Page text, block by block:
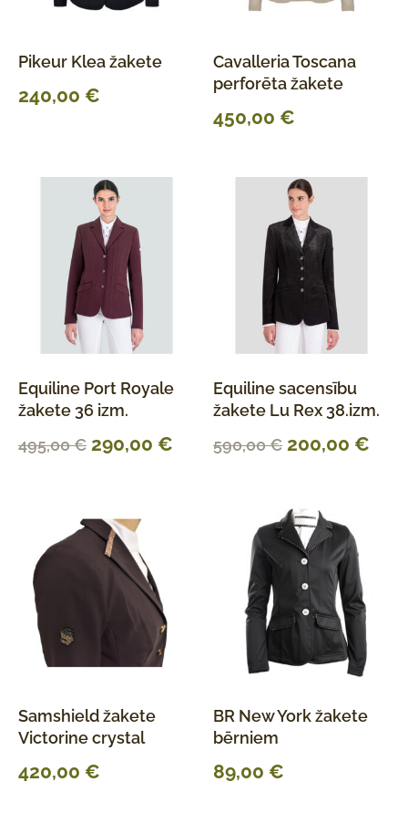
Pikeur Klea žakete
240,00 €
Cavalleria Toscana
perforēta žakete
450,00 €
Equiline Port Royale
žakete 36 izm.
495,00€ 290,00 €
Equiline sacensību
žakete Lu Rex 38.izm.
590,00€ 200,00 €
Samshield žakete
Victorine crystal
420,00 €
BR New York žakete
bērniem
89,00 €